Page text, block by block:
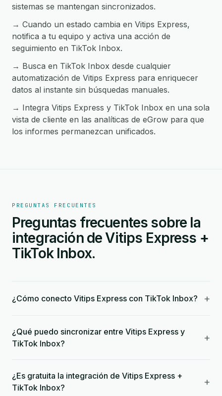
sistemas se mantengan sincronizados.
→ Cuando un estado cambia en Vitips Express,
notifica a tu equipo y activa una acción de
seguimiento en TikTok Inbox.
→ Busca en TikTok Inbox desde cualquier
automatización de Vitips Express para enriquecer
datos al instante sin búsquedas manuales.
→ Integra Vitips Express y TikTok Inbox en una sola
vista de cliente en las analíticas de eGrow para que
los informes permanezcan unificados.
PREGUNTAS FRECUENTES
Preguntas frecuentes sobre la
integración de Vitips Express +
TikTok Inbox.
¿Cómo conecto Vitips Express con TikTok Inbox? +
¿Qué puedo sincronizar entre Vitips Express y
TikTok Inbox?
+
¿Es gratuita la integración de Vitips Express +
TikTok Inbox?
+